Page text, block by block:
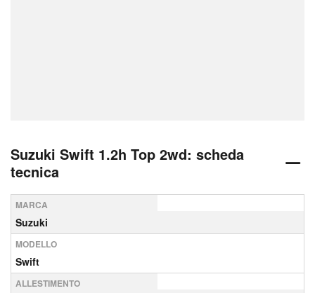
Suzuki Swift 1.2h Top 2wd: scheda
tecnica
MARCA
Suzuki
MODELLO
Swift
ALLESTIMENTO